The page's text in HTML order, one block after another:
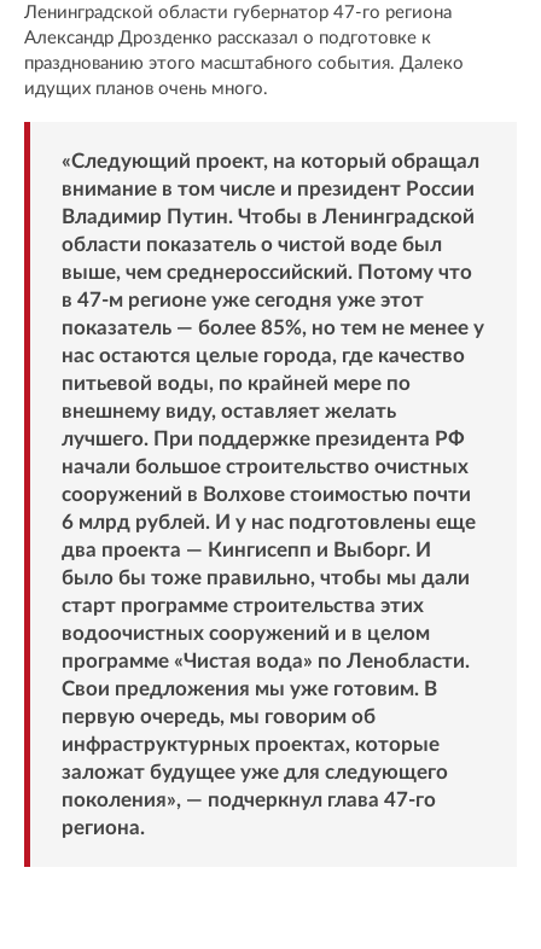
Ленинградской области губернатор 47-го региона
Александр Дрозденко рассказал о подготовке к
празднованию этого масштабного события. Далеко
идущих планов очень много.
«Следующий проект, на который обращал
внимание в том числе и президент России
Владимир Путин. Чтобы в Ленинградской
области показатель о чистой воде был
выше, чем среднероссийский. Потому что
в 47-м регионе уже сегодня уже этот
показатель — более 85%, но тем не менее у
нас остаются целые города, где качество
питьевой воды, по крайней мере по
внешнему виду, оставляет желать
лучшего. При поддержке президента РФ
начали большое строительство очистных
сооружений в Волхове стоимостью почти
6 млрд рублей. И у нас подготовлены еще
два проекта — Кингисепп и Выборг. И
было бы тоже правильно, чтобы мы дали
старт программе строительства этих
водоочистных сооружений и в целом
программе «Чистая вода» по Ленобласти.
Свои предложения мы уже готовим. В
первую очередь, мы говорим об
инфраструктурных проектах, которые
заложат будущее уже для следующего
поколения», — подчеркнул глава 47-го
региона.